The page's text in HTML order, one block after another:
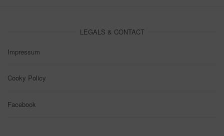
LEGALS & CONTACT
Impressum
Cooky Policy
Facebook